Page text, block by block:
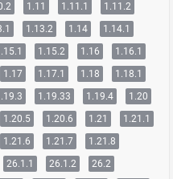
1.11 1.11.1
1.11.2
1.13.2 1.14
1.14.1
1.15.2 1.16
1.16.1
1.17 1.17.1 1.18
1.18.1
1.19.33 1.19.4
1.20
1.20.5 1.20.6 1.21
1.21.1
1.21.6 1.21.7
1.21.8
26.1.1 26.1.2 26.2